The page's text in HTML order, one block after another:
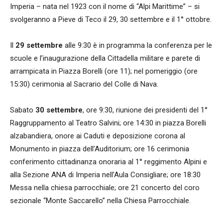
Imperia – nata nel 1923 con il nome di “Alpi Marittime” – si
svolgeranno a Pieve di Teco il 29, 30 settembre e il 1° ottobre.
Il 29 settembre alle 9:30 è in programma la conferenza per le
scuole e l’inaugurazione della Cittadella militare e parete di
arrampicata in Piazza Borelli (ore 11); nel pomeriggio (ore
15:30) cerimonia al Sacrario del Colle di Nava.
Sabato 30 settembre, ore 9:30, riunione dei presidenti del 1°
Raggruppamento al Teatro Salvini; ore 14:30 in piazza Borelli
alzabandiera, onore ai Caduti e deposizione corona al
Monumento in piazza dell’Auditorium; ore 16 cerimonia
conferimento cittadinanza onoraria al 1° reggimento Alpini e
alla Sezione ANA di Imperia nell’Aula Consigliare; ore 18:30
Messa nella chiesa parrocchiale; ore 21 concerto del coro
sezionale “Monte Saccarello” nella Chiesa Parrocchiale.